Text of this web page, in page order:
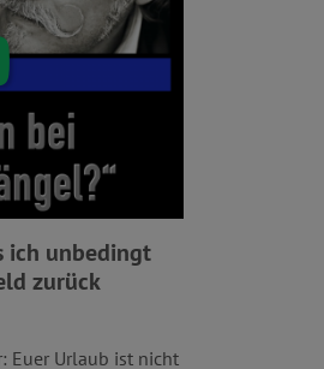
ich unbedingt
zurück
Euer Urlaub ist nicht